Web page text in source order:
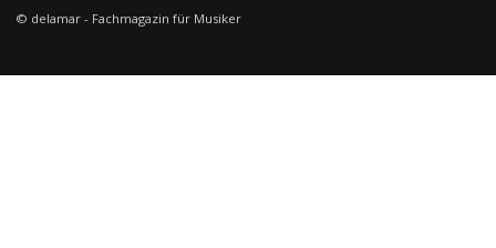
© delamar - Fachmagazin für Musiker